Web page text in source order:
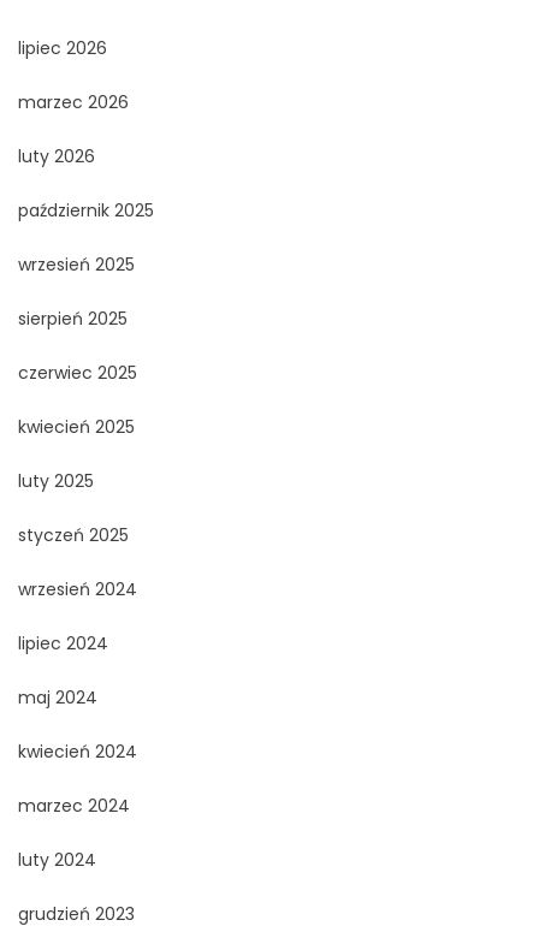
lipiec 2026
marzec 2026
luty 2026
październik 2025
wrzesień 2025
sierpień 2025
czerwiec 2025
kwiecień 2025
luty 2025
styczeń 2025
wrzesień 2024
lipiec 2024
maj 2024
kwiecień 2024
marzec 2024
luty 2024
grudzień 2023